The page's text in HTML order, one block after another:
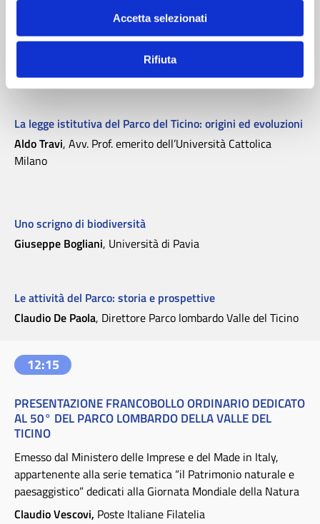
Accetta selezionati
Rifiuta
L’emozione della nascita del Parco
, già Presidente del Parco del Ticino
La legge istitutiva del Parco del Ticino: origini ed evoluzioni
Aldo Travi, Avv. Prof. emerito dell’Università Cattolica
Milano
Uno scrigno di biodiversità
Giuseppe Bogliani, Università di Pavia
Le attività del Parco: storia e prospettive
Claudio De Paola, Direttore Parco lombardo Valle del Ticino
12:15
PRESENTAZIONE FRANCOBOLLO ORDINARIO DEDICATO
AL 50° DEL PARCO LOMBARDO DELLA VALLE DEL
TICINO
Emesso dal Ministero delle Imprese e del Made in Italy,
appartenente alla serie tematica “il Patrimonio naturale e
paesaggistico” dedicati alla Giornata Mondiale della Natura
Claudio Vescovi, Poste Italiane Filatelia